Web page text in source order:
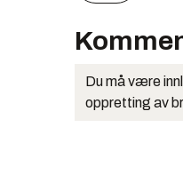
Du må være
oppretting av